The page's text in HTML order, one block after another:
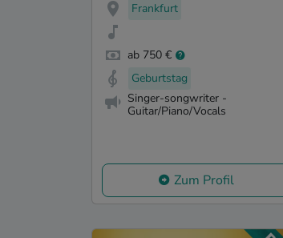
Frankfurt
ab 750 €
Geburtstag
Singer-songwriter -
Guitar/Piano/Vocals
Zum Profil